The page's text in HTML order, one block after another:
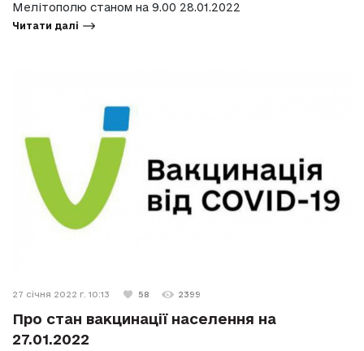
Мелітополю станом на 9.00 28.01.2022
Читати далі
27 січня 2022 г. 10:13 58 2399
Про стан вакцинації населення на
27.01.2022